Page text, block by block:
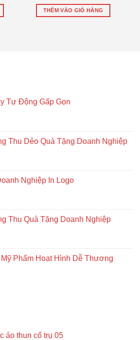
THÊM VÀO GIỎ HÀNG
Tự Động Gấp Gọn
Thu Dẻo Quà Tặng Doanh Nghiệp
Nghiệp In Logo
Thu Quà Tặng Doanh Nghiệp
Phẩm Hoạt Hình Dễ Thương
áo thun cổ trụ 05